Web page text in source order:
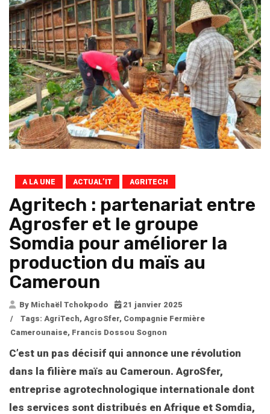
A LA UNE ACTUAL’IT AGRITECH
Agritech : partenariat entre
Agrosfer et le groupe
Somdia pour améliorer la
production du maïs au
Cameroun
By Michaël Tchokpodo
21 janvier 2025
/
Tags: AgriTech, AgroSfer, Compagnie Fermière
Camerounaise, Francis Dossou Sognon
C’est un pas décisif qui annonce une révolution
dans la filière maïs au Cameroun. AgroSfer,
entreprise agrotechnologique internationale dont
les services sont distribués en Afrique et Somdia,